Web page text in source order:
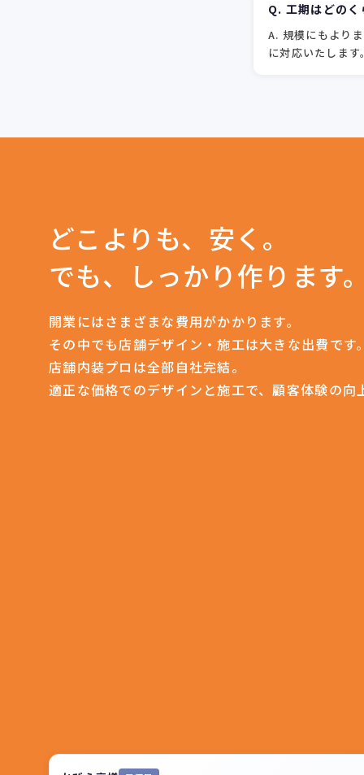
Q. 工期はどの
A. 規模にもより
に対応いたします
どこよりも、安く。
でも、しっかり作ります
開業にはさまざまな費用がかかります。
その中でも店舗デザイン・施工は大きな出費です
店舗内装プロは全部自社完結。
適正な価格でのデザインと施工で、顧客体験の